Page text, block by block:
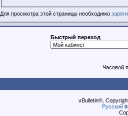
Для просмотра этой страницы необходимо
Быстрый переход
Часовой
vBulletin®,
Русский